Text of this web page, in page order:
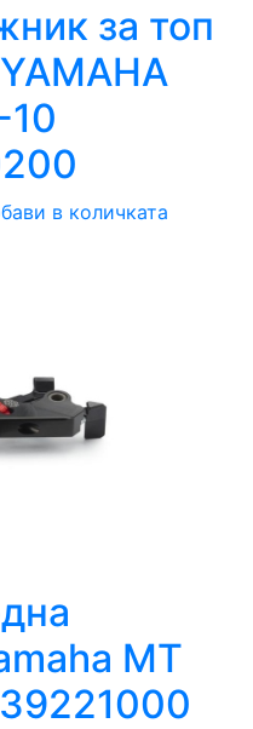
за топ
в количката
MT